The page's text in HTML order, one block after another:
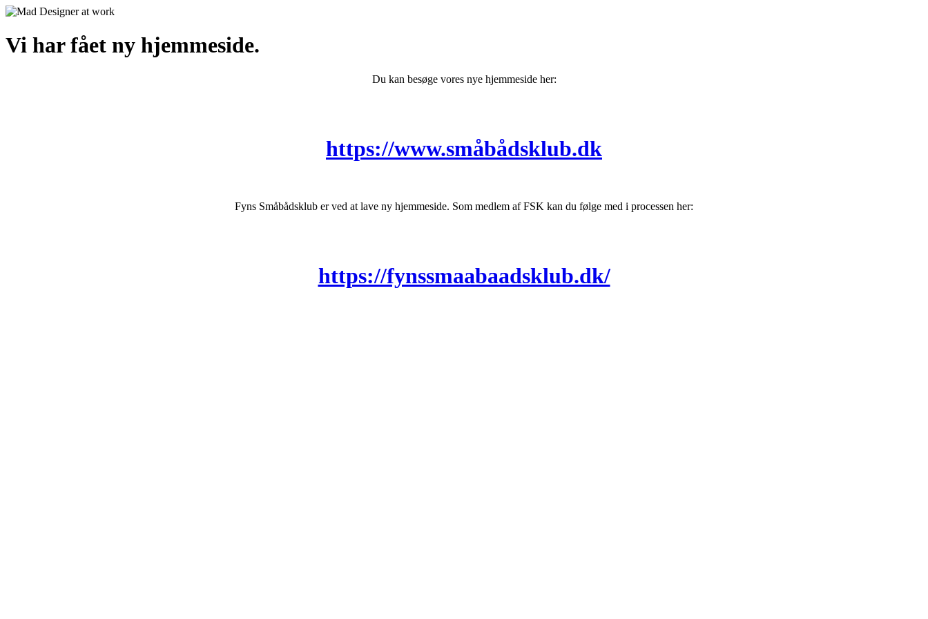
Vi har fået ny hjemmeside.
Du kan besøge vores nye hjemmeside her:
https://www.småbådsklub.dk
Fyns Småbådsklub er ved at lave ny hjemmeside. Som medlem af FSK kan du følge med i processen her:
https://fynssmaabaadsklub.dk/